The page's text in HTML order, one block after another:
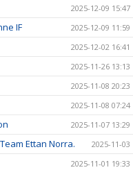
2025-12-09 15:47
IF 2025-12-09 11:59
2025-12-02 16:41
2025-11-26 13:13
2025-11-08 20:23
2025-11-08 07:24
2025-11-07 13:29
Ettan Norra. 2025-11-03
2025-11-01 19:33